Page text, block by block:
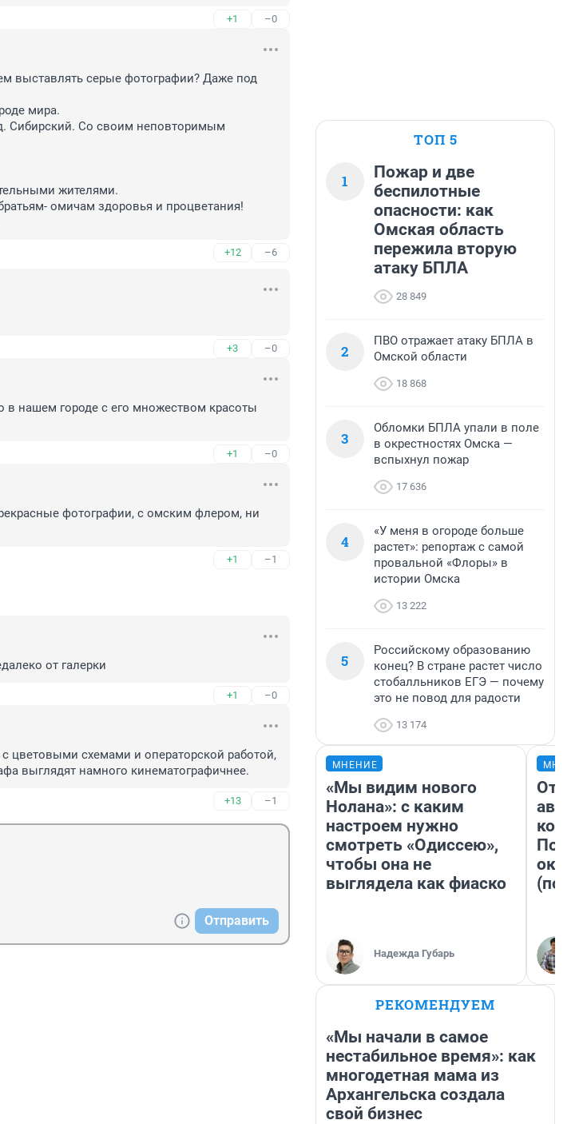
+1 –0
выставлять серые фотографии? Даже под
мира.
Сибирский. Со своим неповторимым
жителями.
омичам здоровья и процветания!
+12 –6
+3 –0
в нашем городе с его множеством красоты
+1 –0
фотографии, с омским флером, ни
+1 –1
от галерки
+1 –0
цветовыми схемами и операторской работой,
выглядят намного кинематографичнее.
+13 –1
Отправить
ТОП 5
1
Пожар и две
беспилотные
опасности: как
Омская область
пережила вторую
атаку БПЛА
28 849
2
ПВО отражает атаку БПЛА в
Омской области
18 868
3
Обломки БПЛА упали в поле
в окрестностях Омска —
вспыхнул пожар
17 636
4
«У меня в огороде больше
растет»: репортаж с самой
провальной «Флоры» в
истории Омска
13 222
5
Российскому образованию
конец? В стране растет число
стобалльников ЕГЭ — почему
это не повод для радости
13 174
МНЕНИЕ
«Мы видим нового
Нолана»: с каким
настроем нужно
смотреть «Одиссею»,
чтобы она не
выглядела как фиаско
Надежда Губарь
От
РЕКОМЕНДУЕМ
«Мы начали в самое
нестабильное время»: как
многодетная мама из
Архангельска создала
свой бизнес